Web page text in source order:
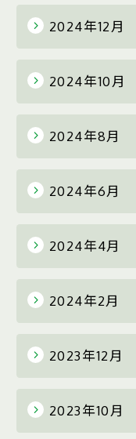
2024年12月
2024年10月
2024年8月
2024年6月
2024年4月
2024年2月
2023年12月
2023年10月